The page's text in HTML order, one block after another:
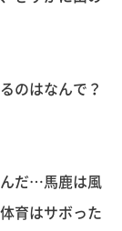
のはなんで？
だ…馬鹿は風
育はサボった